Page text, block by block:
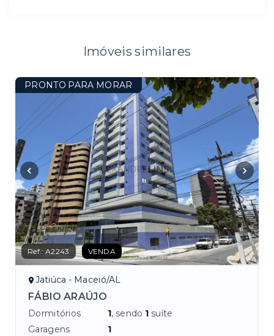
Imóveis similares
PRONTO PARA MORAR
Ref.:A2243 VENDA
Jatiúca - Maceió/AL
FÁBIO ARAÚJO
Dormitórios 1, sendo 1 suíte
Garagens
1